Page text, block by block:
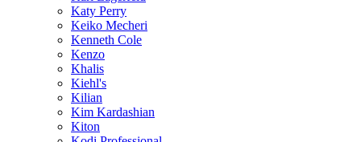
Katy Perry
Keiko Mecheri
Kenneth Cole
Kenzo
Khalis
Kiehl's
Kilian
Kim Kardashian
Kiton